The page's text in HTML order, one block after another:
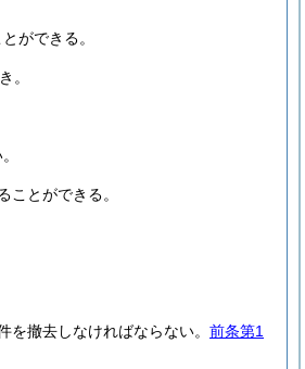
ができる。
。
とができる。
撤去しなければならない。 前条第1